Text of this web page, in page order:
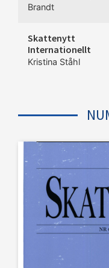
Brandt
Skattenytt
Internationellt
Kristina Ståhl